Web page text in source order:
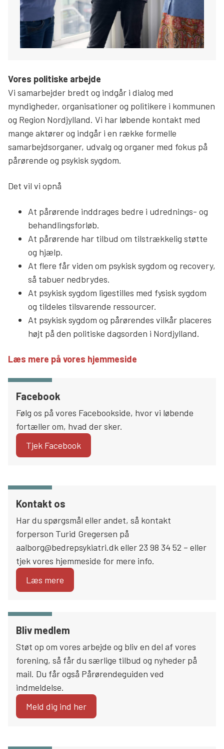
Vores politiske arbejde
Vi samarbejder bredt og indgår i dialog med
myndigheder, organisationer og politikere i kommunen
og Region Nordjylland. Vi har løbende kontakt med
mange aktører og indgår i en række formelle
samarbejdsorganer, udvalg og organer med fokus på
pårørende og psykisk sygdom.
Det vil vi opnå
At pårørende inddrages bedre i udrednings- og
behandlingsforløb.
At pårørende har tilbud om tilstrækkelig støtte
og hjælp.
At flere får viden om psykisk sygdom og recovery,
så tabuer nedbrydes.
At psykisk sygdom ligestilles med fysisk sygdom
og tildeles tilsvarende ressourcer.
At psykisk sygdom og pårørendes vilkår placeres
højt på den politiske dagsorden i Nordjylland.
Læs mere på vores hjemmeside
Facebook
Følg os på vores Facebookside, hvor vi løbende
fortæller om, hvad der sker.
Tjek Facebook
Kontakt os
Har du spørgsmål eller andet, så kontakt
forperson Turid Gregersen på
aalborg@bedrepsykiatri.dk eller 23 98 34 52 – eller
tjek vores hjemmeside for mere info.
Læs mere
Bliv medlem
Støt op om vores arbejde og bliv en del af vores
forening, så får du særlige tilbud og nyheder på
mail. Du får også Pårørendeguiden ved
indmeldelse.
Meld dig ind her